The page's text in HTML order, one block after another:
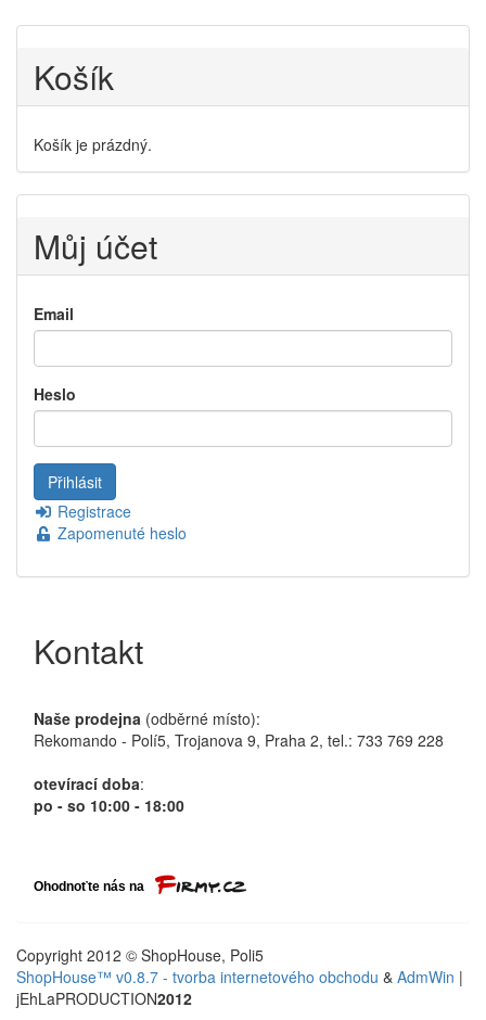
Košík
Košík je prázdný.
Můj účet
Email
Heslo
Registrace
Zapomenuté heslo
Kontakt
Naše prodejna (odběrné místo):
Rekomando - Polí5, Trojanova 9, Praha 2, tel.: 733 769 228
otevírací doba:
po - so 10:00 - 18:00
Copyright 2012 © ShopHouse, Poli5
ShopHouse™ v0.8.7 - tvorba internetového obchodu & AdmWin |
jEhLaPRODUCTION2012